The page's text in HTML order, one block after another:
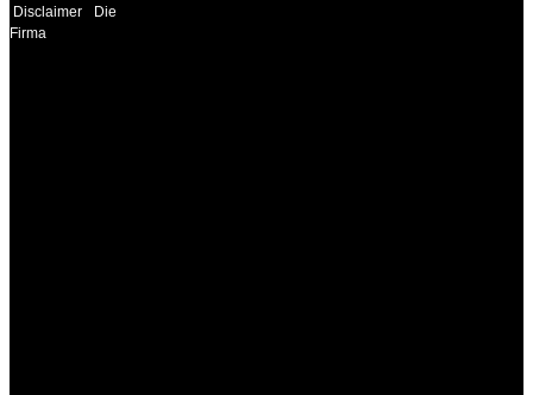
Disclaimer
Die
Firma